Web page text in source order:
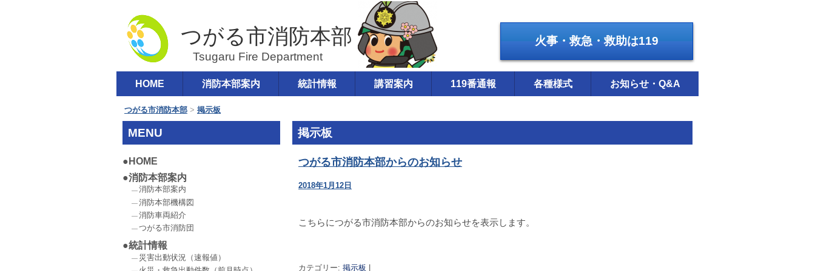
つがる市消防本部 火事・救急・救助は119
メインメニュー
ン
テ
へ
移
HOME 消防本部案内 統計情報 講習案内 119番通報 各種様式 お知らせ・Q&A
つがる市消防本部 > 掲示板
掲示板
つがる市消防本部からのお知らせ
2018年1月12日
こちらにつがる市消防本部からのお知らせを表示します。
カテゴリー: 掲示板
MENU
HOME
消防本部案内
消防本部案内
消防本部機構図
消防車両紹介
つがる市消防団
統計情報
災害出動状況（速報値）